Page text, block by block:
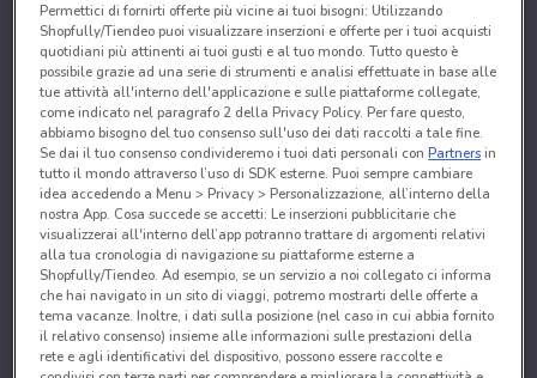
Permettici di fornirti offerte più vicine ai tuoi bisogni: Utilizzando
Shopfully/Tiendeo puoi visualizzare inserzioni e offerte per i tuoi acquisti
quotidiani più attinenti ai tuoi gusti e al tuo mondo. Tutto questo è
possibile grazie ad una serie di strumenti e analisi effettuate in base alle
tue attività all'interno dell'applicazione e sulle piattaforme collegate,
come indicato nel paragrafo 2 della Privacy Policy. Per fare questo,
abbiamo bisogno del tuo consenso sull'uso dei dati raccolti a tale fine.
Se dai il tuo consenso condivideremo i tuoi dati personali conPartnersin
tutto il mondo attraverso l’uso di SDK esterne. Puoi sempre cambiare
idea accedendo a Menu > Privacy > Personalizzazione, all’interno della
nostra App. Cosa succede se accetti: Le inserzioni pubblicitarie che
visualizzerai all'interno dell’app potranno trattare di argomenti relativi
alla tua cronologia di navigazione su piattaforme esterne a
Shopfully/Tiendeo. Ad esempio, se un servizio a noi collegato ci informa
che hai navigato in un sito di viaggi, potremo mostrarti delle offerte a
tema vacanze. Inoltre, i dati sulla posizione (nel caso in cui abbia fornito
il relativo consenso) insieme alle informazioni sulle prestazioni della
rete e agli identificativi del dispositivo, possono essere raccolte e